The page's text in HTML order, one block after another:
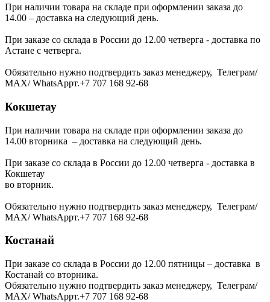
При наличии товара на складе при оформлении заказа до
14.00 – доставка на следующий день.
При заказе со склада в России до 12.00 четверга - доставка по
Астане с четверга.
Обязательно нужно подтвердить заказ менеджеру, Телеграм/
МАХ/ WhatsAppт.+7 707 168 92-68
Кокшетау
При наличии товара на складе при оформлении заказа до
14.00 вторника – доставка на следующий день.
При заказе со склада в России до 12.00 четверга - доставка в
Кокшетау
во вторник.
Обязательно нужно подтвердить заказ менеджеру, Телеграм/
МАХ/ WhatsAppт.+7 707 168 92-68
Костанай
При заказе со склада в России до 12.00 пятницы – доставка в
Костанай со вторника.
Обязательно нужно подтвердить заказ менеджеру, Телеграм/
МАХ/ WhatsAppт.+7 707 168 92-68